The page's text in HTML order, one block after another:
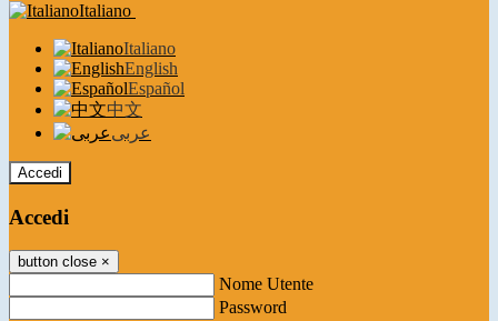
Italiano
Italiano
English
Español
中文
عربى
Accedi
Accedi
button close ×
Nome Utente
Password